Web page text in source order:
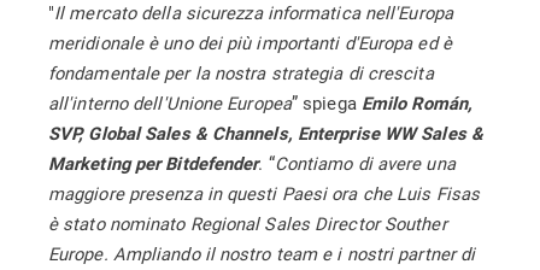
"Il mercato della sicurezza informatica nell'Europa
meridionale è uno dei più importanti d'Europa ed è
fondamentale per la nostra strategia di crescita
all'interno dell'Unione Europea” spiega Emilo Román,
SVP, Global Sales & Channels, Enterprise WW Sales &
Marketing per Bitdefender. “Contiamo di avere una
maggiore presenza in questi Paesi ora che Luis Fisas
è stato nominato Regional Sales Director Souther
Europe. Ampliando il nostro team e i nostri partner di